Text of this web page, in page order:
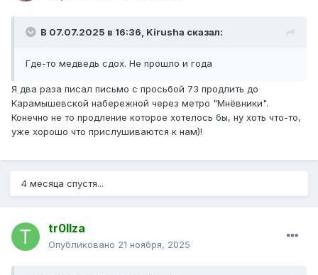
В 07.07.2025 в 16:36, Kirusha сказал:
Где-то медведь сдох. Не прошло и года
Я два раза писал письмо с просьбой 73 продлить до
Карамышевской набережной через метро "Мнёвники".
Конечно не то продление которое хотелось бы, ну хоть что-то,
уже хорошо что прислушиваются к нам)!
4 месяца спустя...
tr0llza
Опубликовано 21 ноября, 2025